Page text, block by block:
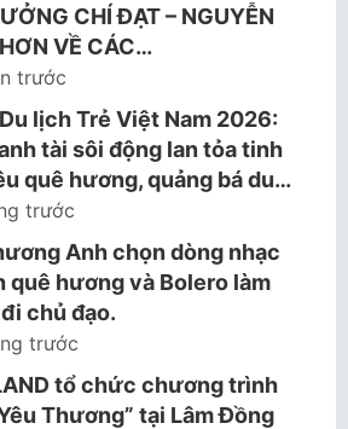
CHÍ ĐẠT – NGUYỄN
VỀ CÁC…
trước
lịch Trẻ Việt Nam 2026:
tài sôi động lan tỏa tinh
quê hương, quảng bá du…
trước
Anh chọn dòng nhạc
quê hương và Bolero làm
chủ đạo.
trước
tổ chức chương trình
Thương” tại Lâm Đồng